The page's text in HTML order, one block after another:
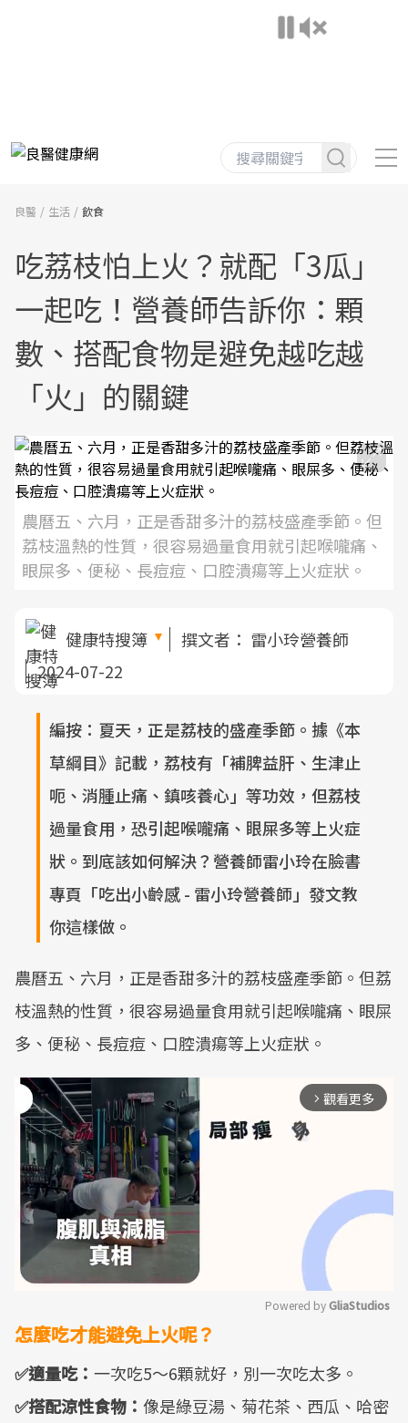
良醫 生活 飲食
吃荔枝怕上火？就配「3瓜」
一起吃！營養師告訴你：顆
數、搭配食物是避免越吃越
「火」的關鍵
農曆五、六月，正是香甜多汁的荔枝盛產季節。但
荔枝溫熱的性質，很容易過量食用就引起喉嚨痛、
眼屎多、便秘、長痘痘、口腔潰瘍等上火症狀。
健康特搜簿 撰文者： 雷小玲營養師
2024-07-22
編按：夏天，正是荔枝的盛產季節。據《本
草綱目》記載，荔枝有「補脾益肝、生津止
呃、消腫止痛、鎮咳養心」等功效，但荔枝
過量食用，恐引起喉嚨痛、眼屎多等上火症
狀。到底該如何解決？營養師雷小玲在臉書
專頁「吃出小齡感 - 雷小玲營養師」發文教
你這樣做。
農曆五、六月，正是香甜多汁的荔枝盛產季節。但荔
枝溫熱的性質，很容易過量食用就引起喉嚨痛、眼屎
多、便秘、長痘痘、口腔潰瘍等上火症狀。
arrow_forward_ios 觀看更多
Powered by GliaStudios
怎麼吃才能避免上火呢？
✅適量吃： 一次吃5～6顆就好，別一次吃太多。
✅搭配涼性食物： 像是綠豆湯、菊花茶、西瓜、哈密